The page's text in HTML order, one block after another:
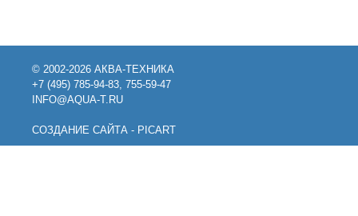
© 2002-2026 АКВА-ТЕХНИКА
+7 (495) 785-94-83, 755-59-47
INFO@AQUA-T.RU
СОЗДАНИЕ САЙТА - PICART